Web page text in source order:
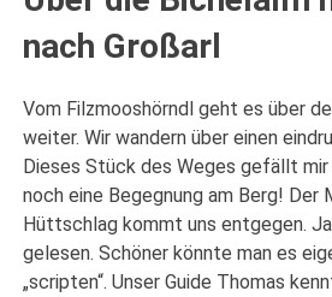
nach Großarl
Vom Filzmooshörndl geht es über
weiter. Wir wandern über einen
Dieses Stück des Weges gefällt mir
noch eine Begegnung am Berg! Der
Hüttschlag kommt uns entgegen.
gelesen. Schöner könnte man es
„scripten“. Unser Guide Thomas